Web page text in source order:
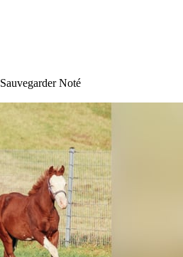
Sauvegarder Noté